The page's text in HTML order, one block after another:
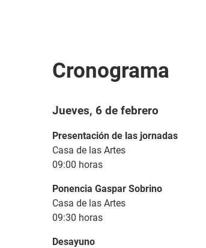
Cronograma
Jueves, 6 de febrero
Presentación de las jornadas
Casa de las Artes
09:00 horas
Ponencia Gaspar Sobrino
Casa de las Artes
09:30 horas
Desayuno